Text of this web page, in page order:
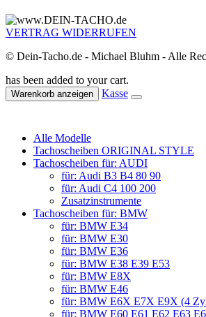
VERTRAG WIDERRUFEN
© Dein-Tacho.de - Michael Bluhm - Alle
has been added to your cart.
Warenkorb anzeigen Kasse
Alle Modelle
Tachoscheiben ORIGINAL STYLE
Tachoscheiben für: AUDI
für: Audi B3 B4 80 90
für: Audi C4 100 200
Zusatzinstrumente
Tachoscheiben für: BMW
für: BMW E34
für: BMW E30
für: BMW E36
für: BMW E38 E39 E53
für: BMW E8X
für: BMW E46
für: BMW E6X E7X E9X (4
für: BMW E60 E61 E62 E63